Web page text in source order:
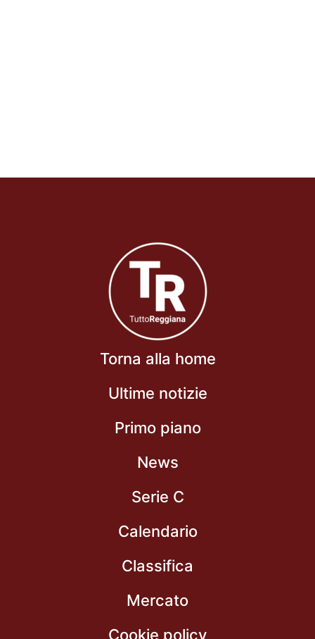
Torna alla home
Ultime notizie
Primo piano
News
Serie C
Calendario
Classifica
Mercato
Cookie policy